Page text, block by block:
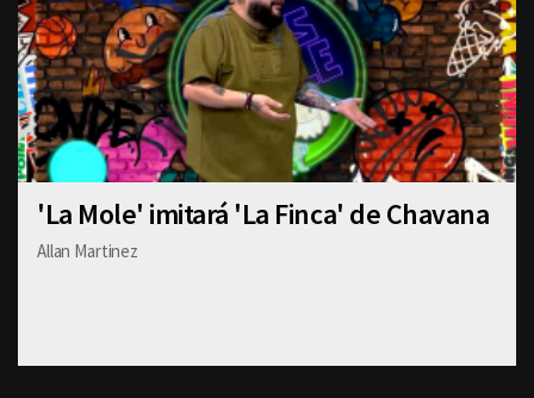
'La Mole' imitará 'La Finca' de Chavana
Allan Martinez